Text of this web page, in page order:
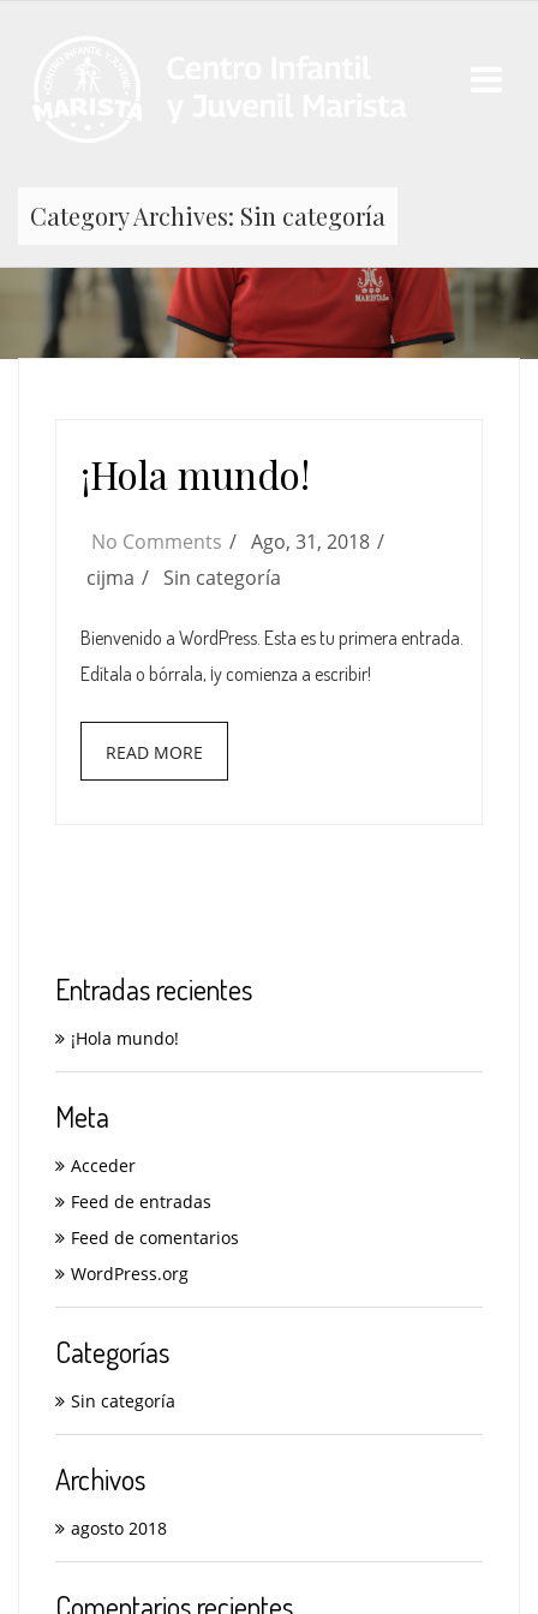
Category Archives: Sin categoría
¡Hola mundo!
No Comments
Ago, 31, 2018
cijma
Sin categoría
Bienvenido a WordPress. Esta es tu primera entrada.
Edítala o bórrala, ¡y comienza a escribir!
READ MORE
Entradas recientes
¡Hola mundo!
Meta
Acceder
Feed de entradas
Feed de comentarios
WordPress.org
Categorías
Sin categoría
Archivos
agosto 2018
Comentarios recientes